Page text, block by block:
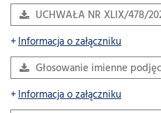
UCHWAŁA NR XLIX/478/
Informacja o załączniku
Głosowanie imienne
Informacja o załączniku